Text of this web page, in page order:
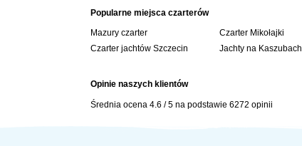
Popularne miejsca czarterów
Mazury czarter
Czarter jachtów Szczecin
Czarter Mikołajki
Jachty na Kaszubach
Opinie naszych klientów
Średnia ocena 4.6 /5 na podstawie 6272 opinii